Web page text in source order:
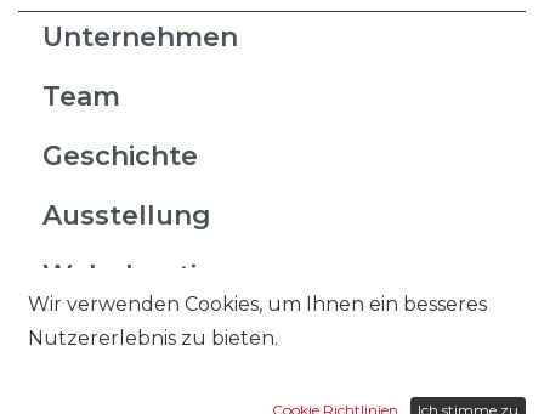
Unternehmen
Team
Geschichte
Ausstellung
Wohnboutique
Unsere Lieferanten
Wir verwenden Cookies, um Ihnen ein besseres
Nutzererlebnis zu bieten.
Cookie Richtlinien Ich stimme zu